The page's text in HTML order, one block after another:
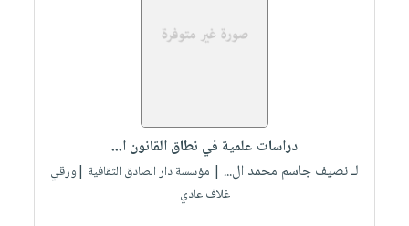
دراسات علمية في نطاق القانون ا...
لـ نصيف جاسم محمد ال... | مؤسسة دار الصادق الثقافية |ورقي
غلاف عادي